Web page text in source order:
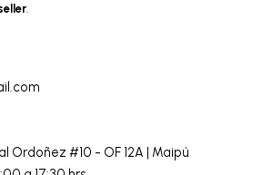
.
Ordoñez #10 - OF 12A | Maipú